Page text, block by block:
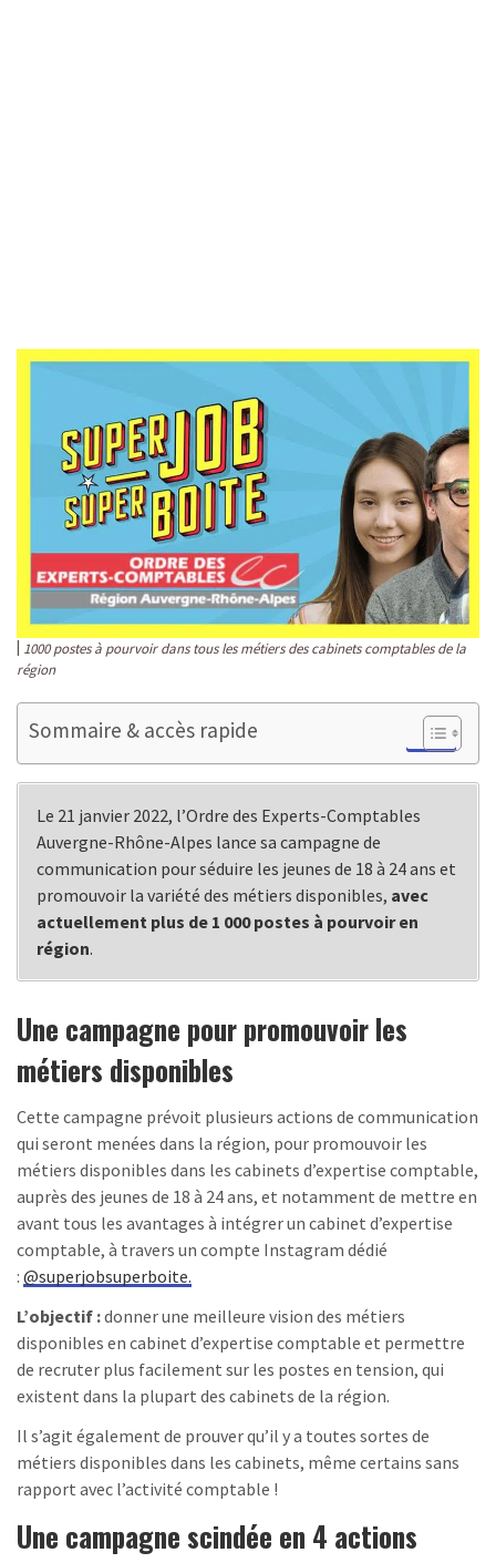
1000 postes à pourvoir dans tous les métiers des cabinets comptables de la
région
Sommaire & accès rapide
Le 21 janvier 2022, l’Ordre des Experts-Comptables
Auvergne-Rhône-Alpes lance sa campagne de
communication pour séduire les jeunes de 18 à 24 ans et
promouvoir la variété des métiers disponibles, avec
actuellement plus de 1 000 postes à pourvoir en
région.
Une campagne pour promouvoir les
métiers disponibles
Cette campagne prévoit plusieurs actions de communication
qui seront menées dans la région, pour promouvoir les
métiers disponibles dans les cabinets d’expertise comptable,
auprès des jeunes de 18 à 24 ans, et notamment de mettre en
avant tous les avantages à intégrer un cabinet d’expertise
comptable, à travers un compte Instagram dédié
: @superjobsuperboite.
L’objectif :donner une meilleure vision des métiers
disponibles en cabinet d’expertise comptable et permettre
de recruter plus facilement sur les postes en tension, qui
existent dans la plupart des cabinets de la région.
Il s’agit également de prouver qu’il y a toutes sortes de
métiers disponibles dans les cabinets, même certains sans
rapport avec l’activité comptable !
Une campagne scindée en 4 actions